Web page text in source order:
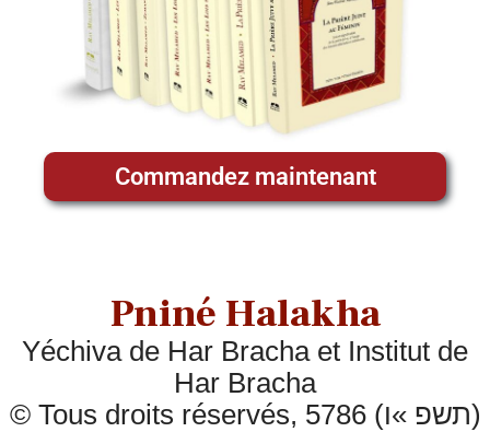
Commandez maintenant
Pniné Halakha
Yéchiva de Har Bracha et Institut de
Har Bracha
© Tous droits réservés, 5786 (תשפ »ו)